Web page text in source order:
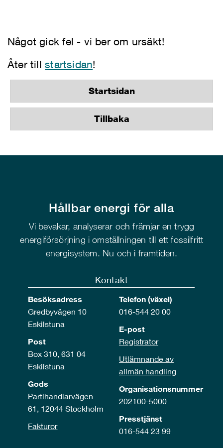
Något gick fel - vi ber om ursäkt!
Åter tillstartsidan!
Startsidan
Tillbaka
Hållbar energi för alla
Vi bevakar, analyserar och främjar en trygg
energiförsörjning i omställningen till ett fossilfritt
energisystem. Nu och i framtiden.
Kontakt
Besöksadress
Gredbyvägen 10
Eskilstuna
Post
Box 310, 631 04
Eskilstuna
Gods
Partihandlarvägen
61, 12044 Stockholm
Fakturor
Telefon (växel)
016-544 20 00
E-post
Registrator
Utlämnande av
allmän handling
Organisationsnummer
202100-5000
Presstjänst
016-544 23 99